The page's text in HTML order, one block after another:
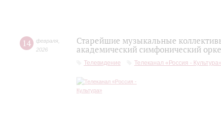
14 февраля
2026
Старейшие музыкальные
академический симфонический
Телевидение Телеканал «Россия -